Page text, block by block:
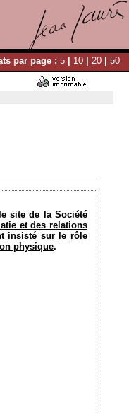
par page : 5 | 10 | 20 | 50
site de la Société
et des relations
insisté sur le rôle
physique.